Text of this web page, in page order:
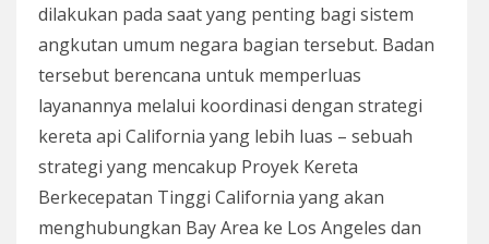
dilakukan pada saat yang penting bagi sistem
angkutan umum negara bagian tersebut. Badan
tersebut berencana untuk memperluas
layanannya melalui koordinasi dengan strategi
kereta api California yang lebih luas – sebuah
strategi yang mencakup Proyek Kereta
Berkecepatan Tinggi California yang akan
menghubungkan Bay Area ke Los Angeles dan